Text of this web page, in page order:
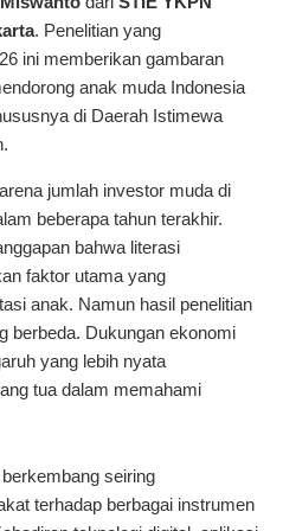
. Penelitian yang
ini memberikan gambaran
anak muda Indonesia
di Daerah Istimewa
jumlah investor muda di
beberapa tahun terakhir.
bahwa literasi
faktor utama yang
anak. Namun hasil penelitian
berbeda. Dukungan ekonomi
yang lebih nyata
tua dalam memahami
seiring
terhadap berbagai instrumen